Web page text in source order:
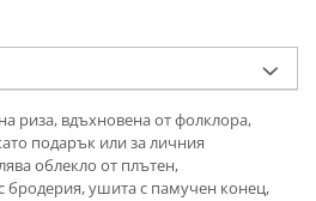
риза, вдъхновена от фолклора,
подарък или за личния
облекло от плътен,
бродерия, ушита с памучен конец,